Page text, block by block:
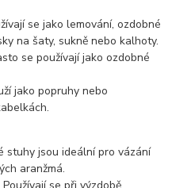
se jako lemování, ozdobné
na šaty, sukně nebo kalhoty.
se používají jako ozdobné
jako popruhy nebo
stuhy jsou ideální pro vázání
aranžmá.